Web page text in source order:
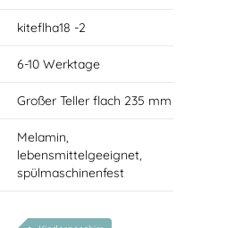
kiteflha18 -2
6-10 Werktage
Großer Teller flach 235 mm
Melamin,
lebensmittelgeeignet,
spülmaschinenfest